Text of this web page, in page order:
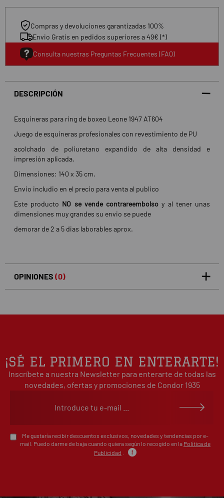
Compras y devoluciones garantizadas 100%
Envio Gratis en pedidos superiores a 49€ (*)
Consulta nuestras Preguntas Frecuentes (FAQ)
DESCRIPCIÓN
Esquineras para ring de boxeo Leone 1947 AT604
Juego de esquineras profesionales con revestimiento de PU
acolchado de poliuretano expandido de alta densidad e
impresión aplicada.
Dimensiones: 140 x 35 cm.
Envio includio en el precio para venta al publico
Este producto NO se vende contrareembolso y al tener unas
dimensiones muy grandes su envio se puede
demorar de 2 a 5 dias laborables aprox.
OPINIONES (0)
5
4
0%
estrellas
0%
1
estrellas 0%
¡SÉ EL PRIMERO EN ENTERARTE!
Inscríbete a nuestra Newsletter para enterarte de todas las
novedades, ofertas y promociones de Condor 1935
Me gustaría recibir descuentos exclusivos, novedades y tendencias por e-
mail. Puedo darme de baja cuando quiera según lo recogido en la Política de
Publicidad